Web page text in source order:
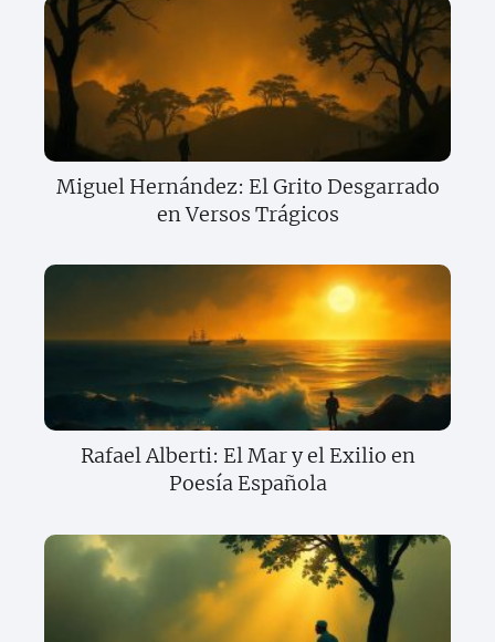
Miguel Hernández: El Grito Desgarrado
en Versos Trágicos
Rafael Alberti: El Mar y el Exilio en
Poesía Española